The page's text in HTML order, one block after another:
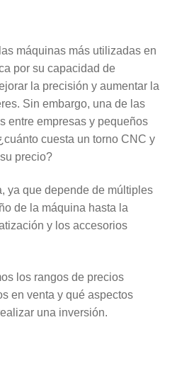
máquinas más utilizadas en
por su capacidad de
la precisión y aumentar la
Sin embargo, una de las
entre empresas y pequeños
cuesta un torno CNC y
precio?
ya que depende de múltiples
de la máquina hasta la
y los accesorios
los rangos de precios
en venta y qué aspectos
una inversión.